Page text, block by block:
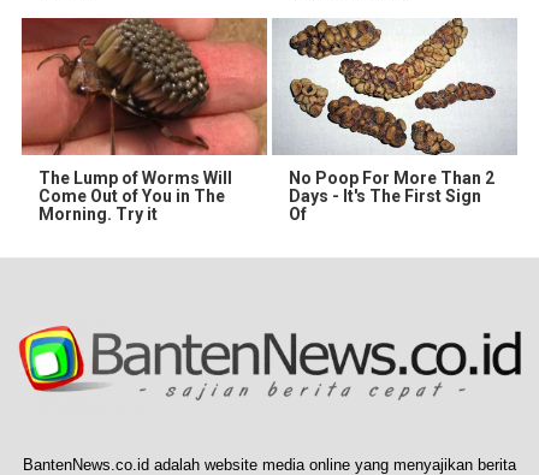
The Lump of Worms Will
Come Out of You in The
Morning. Try it
No Poop For More Than 2
Days - It's The First Sign
Of
BantenNews.co.id adalah website media online yang menyajikan berita